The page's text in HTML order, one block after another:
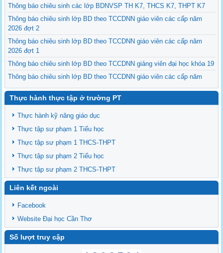
Thông báo chiêu sinh các lớp BDNVSP TH K7, THCS K7, THPT K7
Thông báo chiêu sinh lớp BD theo TCCDNN giáo viên các cấp năm
2026 đợt 2
Thông báo chiêu sinh lớp BD theo TCCDNN giáo viên các cấp năm
2026 đợt 1
Thông báo chiêu sinh lớp BD theo TCCDNN giảng viên đại học khóa 19
Thông báo chiêu sinh lớp BD theo TCCDNN giáo viên các cấp năm
Thông báo chiêu sinh các lớp BDNVSP TH K6, THCS K6, THPT K6
Thông báo chiêu sinh lớp BD NVSP cấp chứng nhận khóa 4 năm 2025
Thông báo chiêu sinh lớp BD NVSP dạy đại học, cao đẳng, trung cấp
cấp chứng nhận khóa 03
Thông báo tổng khai giảng các lớp BDNVSP TH K5, THCS K5, THPT
K5
Thực hành thực tập ở trường PT
Thực hành kỹ năng giáo dục
Thực tập sư phạm 1 Tiểu học
Thực tập sư phạm 1 THCS-THPT
Thực tập sư phạm 2 Tiểu học
Thực tập sư phạm 2 THCS-THPT
Liên kết ngoài
Facebook
Website Đại học Cần Thơ
Số lượt truy cập